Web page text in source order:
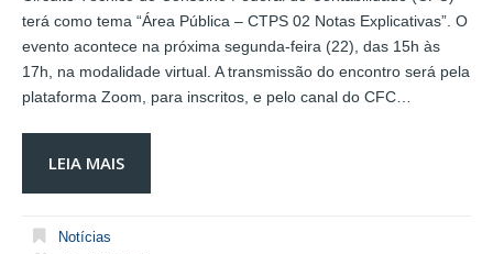
terá como tema “Área Pública – CTPS 02 Notas Explicativas”. O
evento acontece na próxima segunda-feira (22), das 15h às
17h, na modalidade virtual. A transmissão do encontro será pela
plataforma Zoom, para inscritos, e pelo canal do CFC…
LEIA MAIS
Notícias